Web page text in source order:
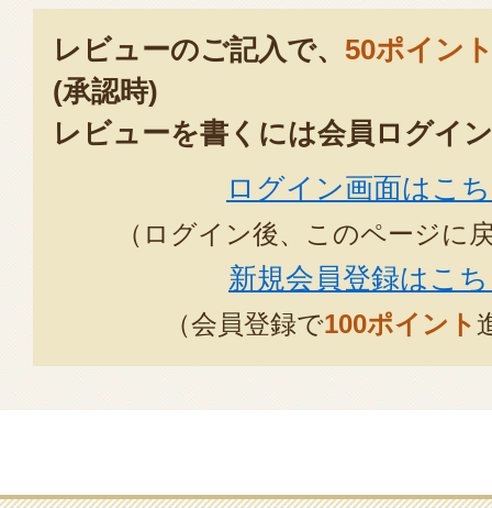
レビューのご記入で、 50ポイン
(承認時)
レビューを書くには会員ログイ
ログイン画面はこ
（ログイン後、このページに
新規会員登録はこ
（会員登録で100ポイント